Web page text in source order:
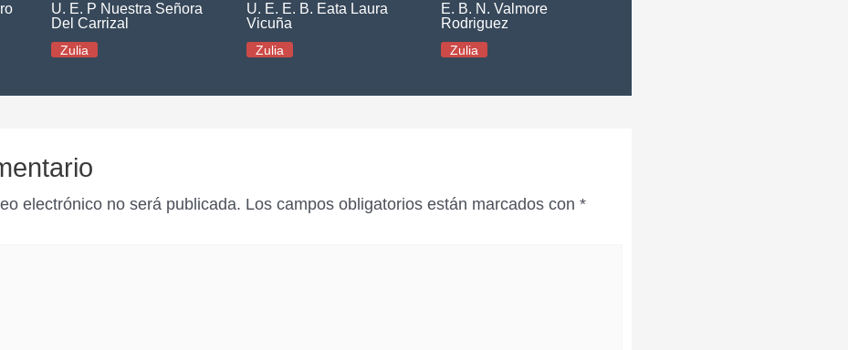
U. E. P Nuestra Señora
Del Carrizal
Zulia
U. E. E. B. Eata Laura
Vicuña
Zulia
E. B. N. Valmore
Rodriguez
Zulia
electrónico no será publicada. Los campos obligatorios están marcados con *